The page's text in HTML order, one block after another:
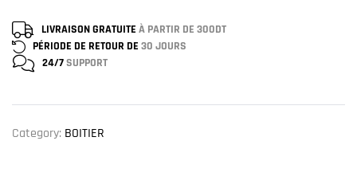
LIVRAISON GRATUITE À PARTIR DE 300DT
PÉRIODE DE RETOUR DE 30 JOURS
24/7SUPPORT
Category: BOITIER